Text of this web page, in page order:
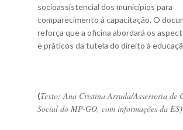
socioassistencial dos municípios para
comparecimento à capacitação. O
reforça que a oficina abordará os
e práticos da tutela do direito à
(Texto: Ana Cristina Arruda/Assessoria de
Social do MP-GO, com informações da ES)